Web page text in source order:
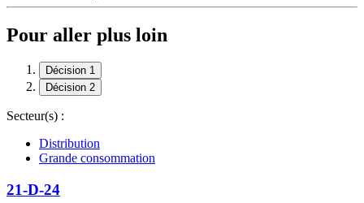
Pour aller plus loin
Décision 1
Décision 2
Secteur(s) :
Distribution
Grande consommation
21-D-24